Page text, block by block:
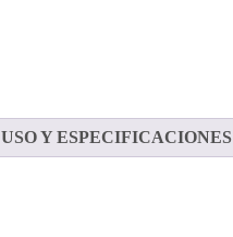
USO Y ESPECIFICACIONES